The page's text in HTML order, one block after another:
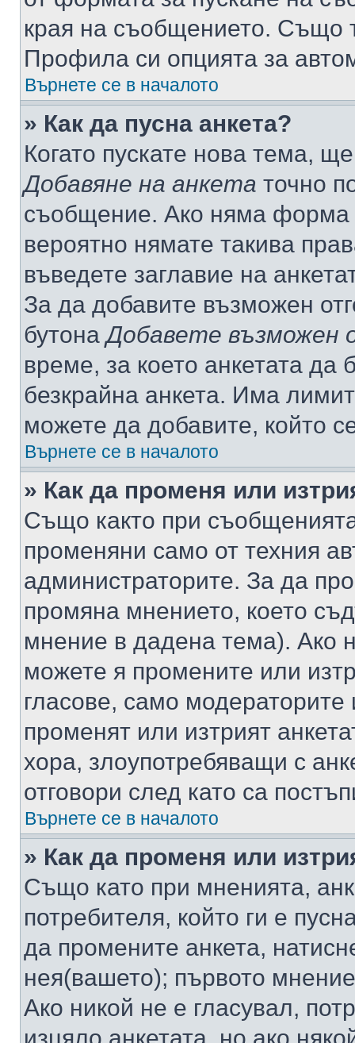
края на съобщението. Също
Профила си опцията за
Върнете се в началото
» Как да пусна анкета?
Когато пускате нова тема,
Добавяне на анкета точно
съобщение. Ако няма форма
вероятно нямате такива
въведете заглавие на
За да добавите възможен
бутонаДобавете възможен
време, за което анкетата да
безкрайна анкета. Има
можете да добавите, който
Върнете се в началото
» Как да променя или
Също както при
променяни само от техния
администраторите. За да
промяна мнението, което
мнение в дадена тема). Ако
можете я промените или
гласове, само
променят или изтрият
хора, злоупотребяващи с
отговори след като са
Върнете се в началото
» Как да променя или
Също като при мненията,
потребителя, който ги е
да промените анкета,
нея(вашето); първото
Ако никой не е гласувал,